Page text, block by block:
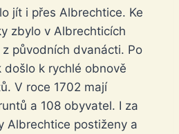
jít i přes Albrechtice. Ke
zbylo v Albrechticích
původních dvanácti. Po
došlo k rychlé obnově
V roce 1702 mají
a 108 obyvatel. I za
Albrechtice postiženy a